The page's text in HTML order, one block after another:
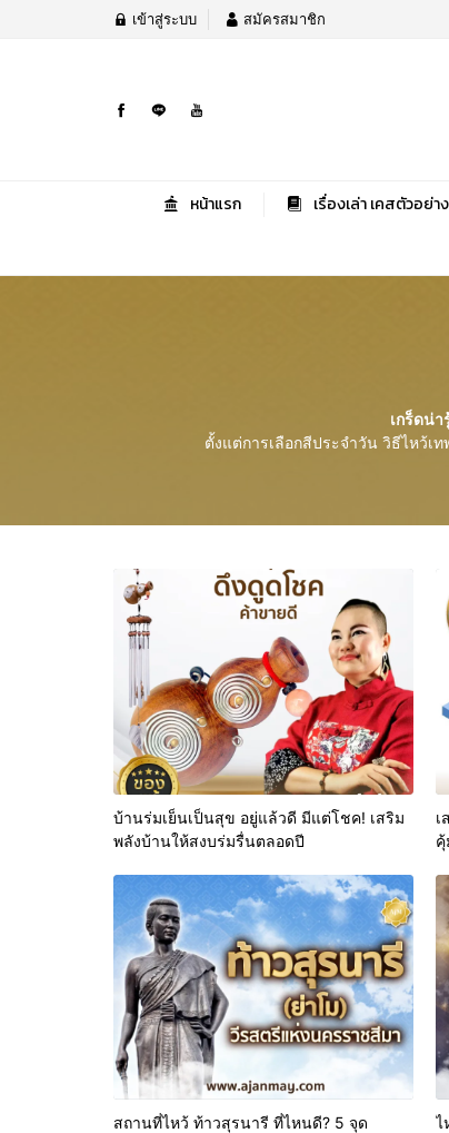
เข้าสู่ระบบ สมัครสมาชิก
หน้าแรก เรื่องเล่า เคสตัวอย่า
เกร็ดน่า
ตั้งแต่การเลือกสีประจำวัน วิธีไหว้เ
บ้านร่มเย็นเป็นสุข อยู่แล้วดี มีแต่โชค! เสริม
พลังบ้านให้สงบร่มรื่นตลอดปี
เ
คุ้
สถานที่ไหว้ ท้าวสุรนารี ที่ไหนดี? 5 จุด
ไ